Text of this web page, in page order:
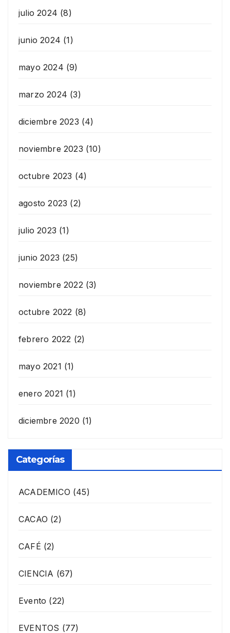
julio 2024 (8)
junio 2024 (1)
mayo 2024 (9)
marzo 2024 (3)
diciembre 2023 (4)
noviembre 2023 (10)
octubre 2023 (4)
agosto 2023 (2)
julio 2023 (1)
junio 2023 (25)
noviembre 2022 (3)
octubre 2022 (8)
febrero 2022 (2)
mayo 2021 (1)
enero 2021 (1)
diciembre 2020 (1)
Categorías
ACADEMICO (45)
CACAO (2)
CAFÉ (2)
CIENCIA (67)
Evento (22)
EVENTOS (77)